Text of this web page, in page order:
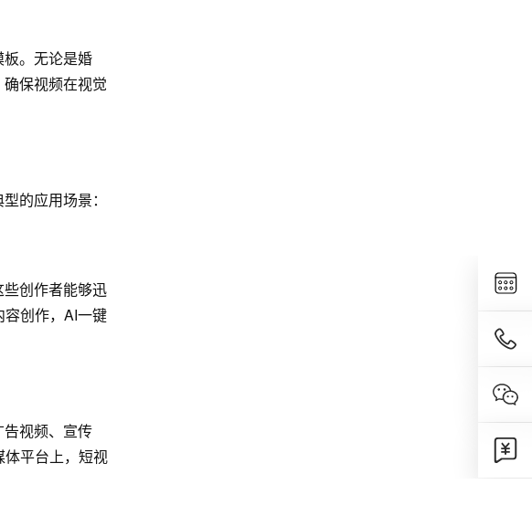
。无论是婚
保视频在视觉
的应用场景：
创作者能够迅
创作，AI一键
视频、宣传
平台上，短视